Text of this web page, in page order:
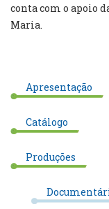
conta com o apoio
Maria.
Apresentação
Catálogo
Produções